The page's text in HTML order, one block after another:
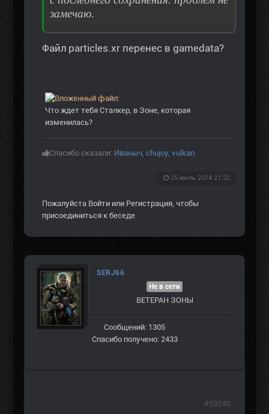
замечаю.
Файл particles.xr перенес в gamedata?
Что ждет тебя Сталкер, в Зоне, которая
изменилась?
Спасибо сказали: Иваныч, chujoy, vulkan
25 июль 2014 21:32
Пожалуйста Войти или Регистрация, чтобы
присоединиться к беседе.
SERJ66
Не в сети
ВЕТЕРАН ЗOНЫ
Сообщений: 1305
Спасибо получено: 2433
#93240